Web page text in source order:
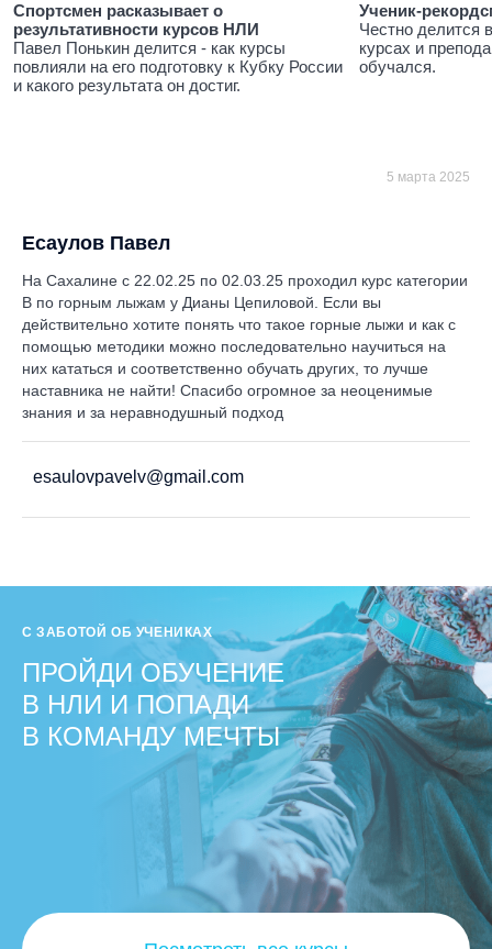
Спортсмен расказывает о
результативности курсов НЛИ
Павел Понькин делится - как курсы
повлияли на его подготовку к Кубку России
и какого результата он достиг.
Ученик-
Честно делится
курсах и
обучался.
5 марта 2025
Есаулов Павел
На Сахалине с 22.02.25 по 02.03.25 проходил курс категории
B по горным лыжам у Дианы Цепиловой. Если вы
действительно хотите понять что такое горные лыжи и как с
помощью методики можно последовательно научиться на
них кататься и соответственно обучать других, то лучше
наставника не найти! Спасибо огромное за неоценимые
знания и за неравнодушный подход
esaulovpavelv@gmail.com
С ЗАБОТОЙ ОБ УЧЕНИКАХ
ПРОЙДИ ОБУЧЕНИЕ
В НЛИ И ПОПАДИ
В КОМАНДУ МЕЧТЫ